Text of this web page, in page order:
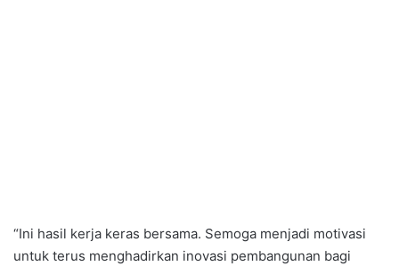
“Ini hasil kerja keras bersama. Semoga menjadi motivasi
untuk terus menghadirkan inovasi pembangunan bagi